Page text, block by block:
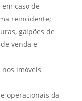
caso de
reincidente;
galpões de
venda e
imóveis
operacionais da